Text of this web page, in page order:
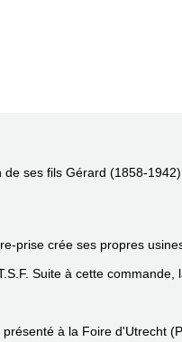
ses fils Gérard (1858-
prise crée ses propres
Suite à cette commande,
à la Foire d'Utrecht